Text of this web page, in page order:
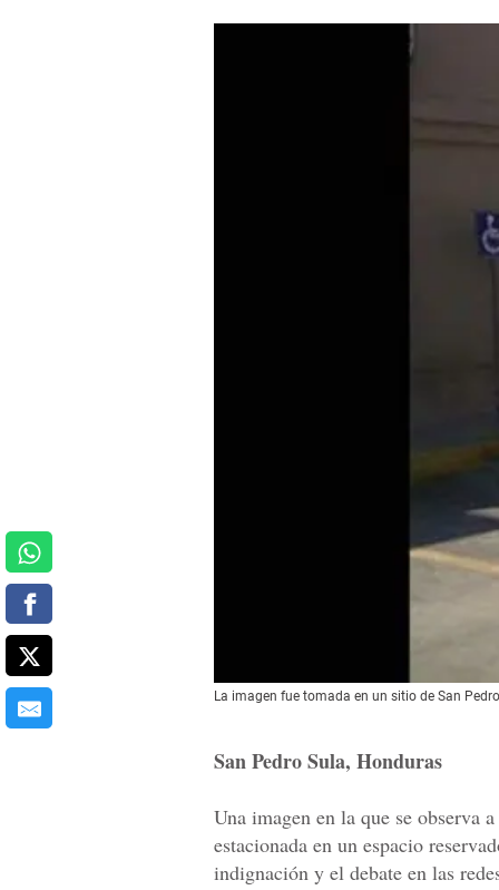
La imagen fue tomada en un sitio de San
San Pedro Sula, Honduras
Una imagen en la que se observa
estacionada en un espacio
indignación y el debate en las